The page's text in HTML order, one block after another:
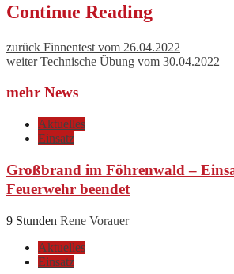
Continue Reading
zurück Finnentest vom 26.04.2022
weiterTechnische Übung vom 30.04.2022
mehr News
Aktuelles
Einsatz
Großbrand im Föhrenwald –
Feuerwehr beendet
9 Stunden Rene Vorauer
Aktuelles
Einsatz